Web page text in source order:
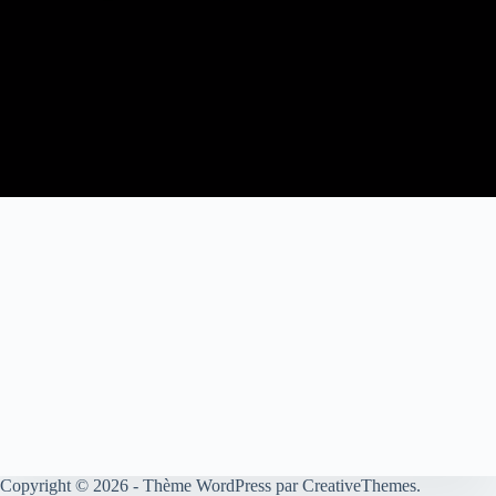
Copyright © 2026 - Thème WordPress parCreativeThemes.